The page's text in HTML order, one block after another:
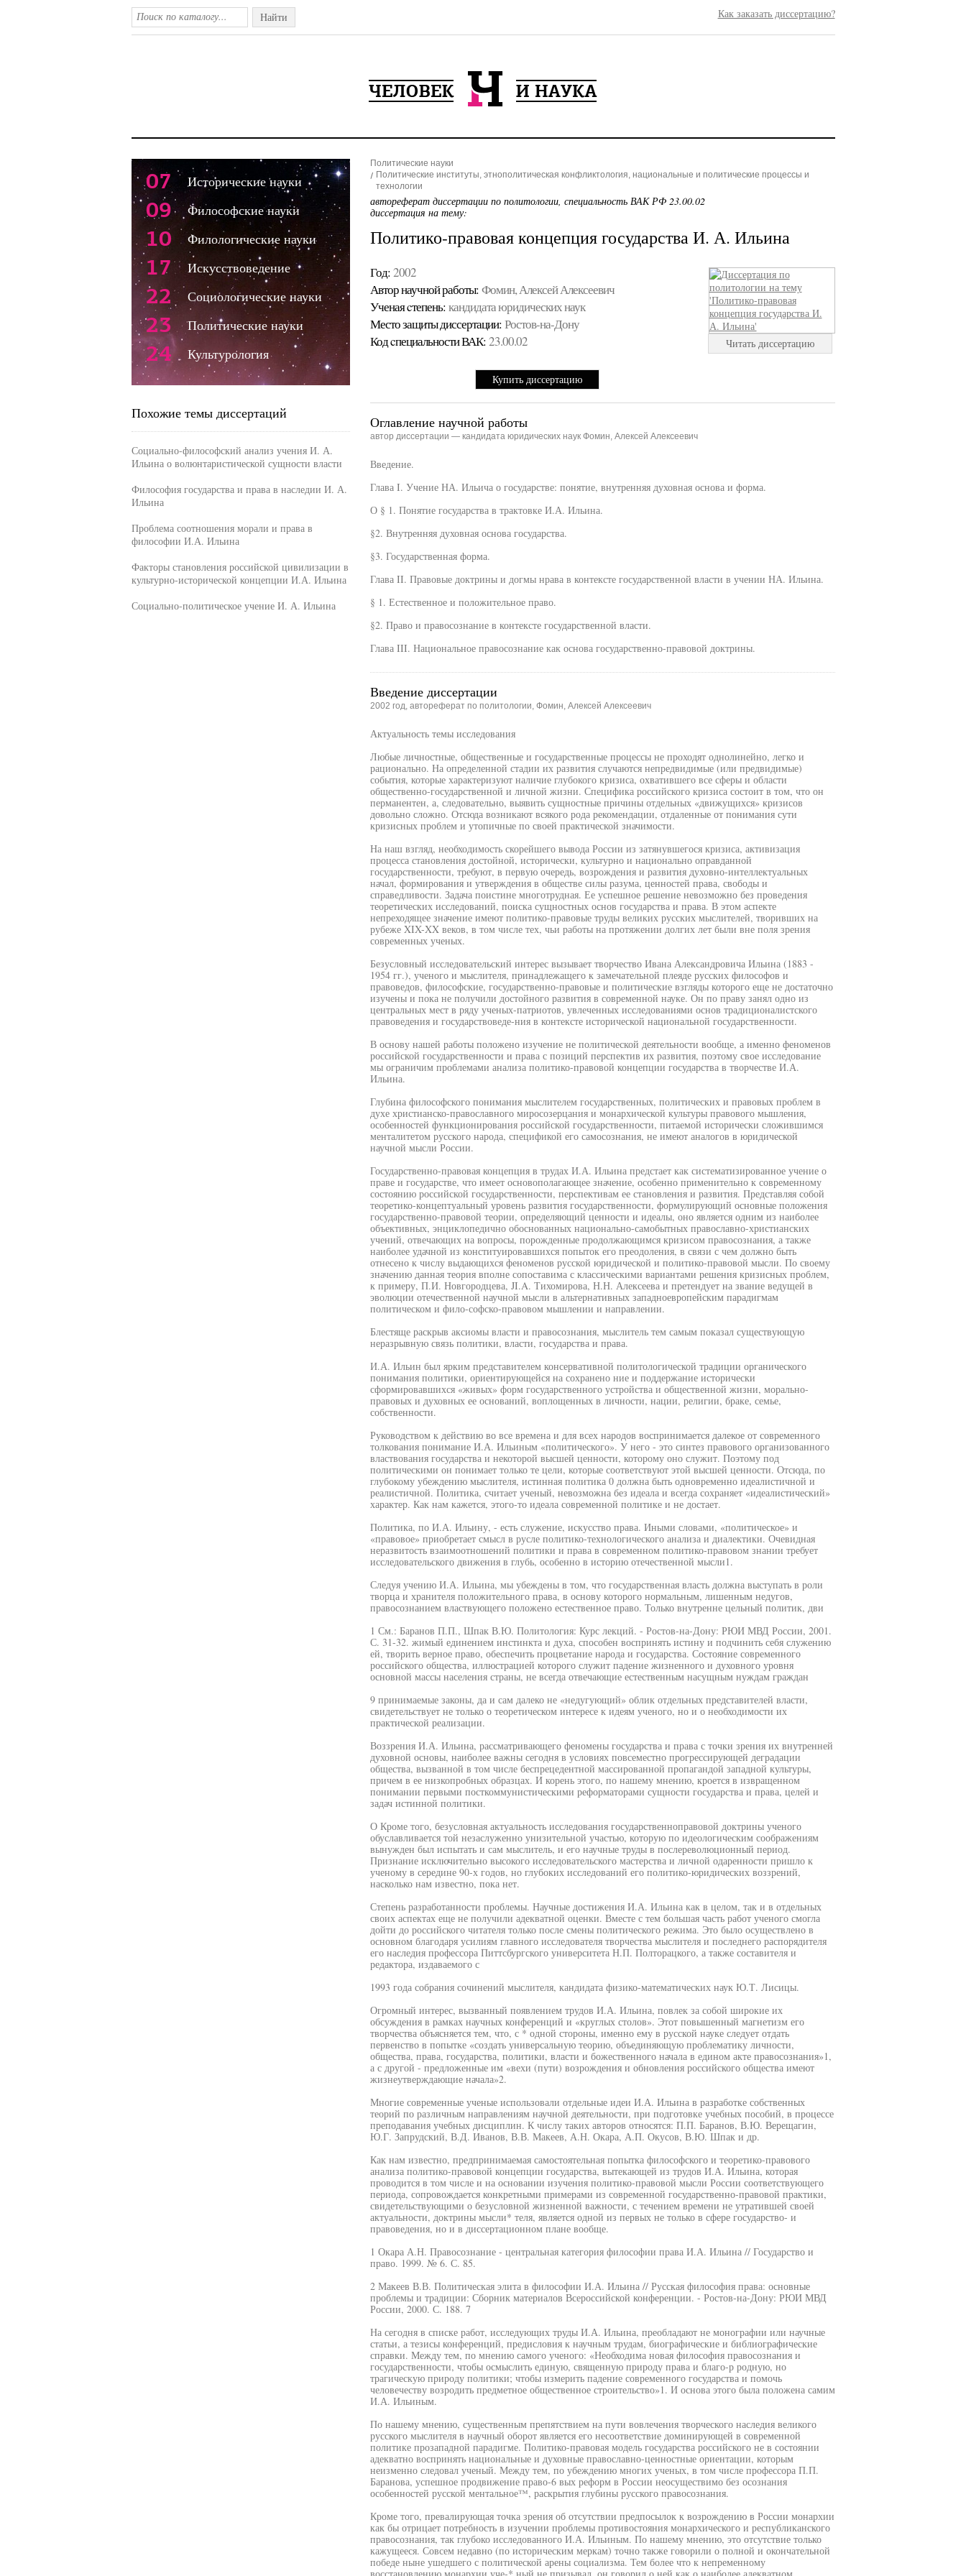
Найти Как заказать диссертацию?
Политические науки
Политические институты, этнополитическая конфликтология, национальные и политические процессы и
технологии
автореферат диссертации по политологии, специальность ВАК РФ 23.00.02
диссертация на тему:
Политико-правовая концепция государства И. А. Ильина
Год: 2002
Автор научной работы: Фомин, Алексей Алексеевич
Ученая cтепень: кандидата юридических наук
Место защиты диссертации: Ростов-на-Дону
Код cпециальности ВАК: 23.00.02
Купить диссертацию
Читать диссертацию
Оглавление научной работы
автор диссертации — кандидата юридических наук Фомин, Алексей Алексеевич
Введение.
Глава I. Учение НА. Ильича о государстве: понятие, внутренняя духовная основа и форма.
О § 1. Понятие государства в трактовке И.А. Ильина.
§2. Внутренняя духовная основа государства.
§3. Государственная форма.
Глава II. Правовые доктрины и догмы нрава в контексте государственной власти в учении НА. Ильина.
§ 1. Естественное и положительное право.
§2. Право и правосознание в контексте государственной власти.
Глава III. Национальное правосознание как основа государственно-правовой доктрины.
Введение диссертации
2002 год, автореферат по политологии, Фомин, Алексей Алексеевич
Актуальность темы исследования
Любые личностные, общественные и государственные процессы не проходят однолинейно, легко и
рационально. На определенной стадии их развития случаются непредвидимые (или предвидимые)
события, которые характеризуют наличие глубокого кризиса, охватившего все сферы и области
общественно-государственной и личной жизни. Специфика российского кризиса состоит в том, что он
перманентен, а, следовательно, выявить сущностные причины отдельных «движущихся» кризисов
довольно сложно. Отсюда возникают всякого рода рекомендации, отдаленные от понимания сути
кризисных проблем и утопичные по своей практической значимости.
На наш взгляд, необходимость скорейшего вывода России из затянувшегося кризиса, активизация
процесса становления достойной, исторически, культурно и национально оправданной
государственности, требуют, в первую очередь, возрождения и развития духовно-интеллектуальных
начал, формирования и утверждения в обществе силы разума, ценностей права, свободы и
справедливости. Задача поистине многотрудная. Ее успешное решение невозможно без проведения
теоретических исследований, поиска сущностных основ государства и права. В этом аспекте
непреходящее значение имеют политико-правовые труды великих русских мыслителей, творивших на
рубеже XIX-XX веков, в том числе тех, чьи работы на протяжении долгих лет были вне поля зрения
современных ученых.
Безусловный исследовательский интерес вызывает творчество Ивана Александровича Ильина (1883 -
1954 гг.), ученого и мыслителя, принадлежащего к замечательной плеяде русских философов и
правоведов, философские, государственно-правовые и политические взгляды которого еще не достаточно
изучены и пока не получили достойного развития в современной науке. Он по праву занял одно из
центральных мест в ряду ученых-патриотов, увлеченных исследованиями основ традиционалистского
правоведения и государствоведе-ния в контексте исторической национальной государственности.
В основу нашей работы положено изучение не политической деятельности вообще, а именно феноменов
российской государственности и права с позиций перспектив их развития, поэтому свое исследование
мы ограничим проблемами анализа политико-правовой концепции государства в творчестве И.А.
Ильина.
Глубина философского понимания мыслителем государственных, политических и правовых проблем в
духе христианско-православного миросозерцания и монархической культуры правового мышления,
особенностей функционирования российской государственности, питаемой исторически сложившимся
менталитетом русского народа, спецификой его самосознания, не имеют аналогов в юридической
научной мысли России.
Государственно-правовая концепция в трудах И.А. Ильина предстает как систематизированное учение о
праве и государстве, что имеет основополагающее значение, особенно применительно к современному
состоянию российской государственности, перспективам ее становления и развития. Представляя собой
теоретико-концептуальный уровень развития государственности, формулирующий основные положения
государственно-правовой теории, определяющий ценности и идеалы, оно является одним из наиболее
объективных, энциклопедично обоснованных национально-самобытных православно-христианских
учений, отвечающих на вопросы, порожденные продолжающимся кризисом правосознания, а также
наиболее удачной из конституировавшихся попыток его преодоления, в связи с чем должно быть
отнесено к числу выдающихся феноменов русской юридической и политико-правовой мысли. По своему
значению данная теория вполне сопоставима с классическими вариантами решения кризисных проблем,
к примеру, П.И. Новгородцева, JI.A. Тихомирова, Н.Н. Алексеева и претендует на звание ведущей в
эволюции отечественной научной мысли в альтернативных западноевропейским парадигмам
политическом и фило-софско-правовом мышлении и направлении.
Блестяще раскрыв аксиомы власти и правосознания, мыслитель тем самым показал существующую
неразрывную связь политики, власти, государства и права.
И.А. Ильин был ярким представителем консервативной политологической традиции органического
понимания политики, ориентирующейся на сохранено ние и поддержание исторически
сформировавшихся «живых» форм государственного устройства и общественной жизни, морально-
правовых и духовных ее оснований, воплощенных в личности, нации, религии, браке, семье,
собственности.
Руководством к действию во все времена и для всех народов воспринимается далекое от современного
толкования понимание И.А. Ильиным «политического». У него - это синтез правового организованного
властвования государства и некоторой высшей ценности, которому оно служит. Поэтому под
политическими он понимает только те цели, которые соответствуют этой высшей ценности. Отсюда, по
глубокому убеждению мыслителя, истинная политика 0 должна быть одновременно идеалистичной и
реалистичной. Политика, считает ученый, невозможна без идеала и всегда сохраняет «идеалистический»
характер. Как нам кажется, этого-то идеала современной политике и не достает.
Политика, по И.А. Ильину, - есть служение, искусство права. Иными словами, «политическое» и
«правовое» приобретает смысл в русле политико-технологического анализа и диалектики. Очевидная
неразвитость взаимоотношений политики и права в современном политико-правовом знании требует
исследовательского движения в глубь, особенно в историю отечественной мысли1.
Следуя учению И.А. Ильина, мы убеждены в том, что государственная власть должна выступать в роли
творца и хранителя положительного права, в основу которого нормальным, лишенным недугов,
правосознанием властвующего положено естественное право. Только внутренне цельный политик, дви
1 См.: Баранов П.П., Шпак В.Ю. Политология: Курс лекций. - Ростов-на-Дону: РЮИ МВД России, 2001.
С. 31-32. жимый единением инстинкта и духа, способен воспринять истину и подчинить себя служению
ей, творить верное право, обеспечить процветание народа и государства. Состояние современного
российского общества, иллюстрацией которого служит падение жизненного и духовного уровня
основной массы населения страны, не всегда отвечающие естественным насущным нуждам граждан
9 принимаемые законы, да и сам далеко не «недугующий» облик отдельных представителей власти,
свидетельствует не только о теоретическом интересе к идеям ученого, но и о необходимости их
практической реализации.
Воззрения И.А. Ильина, рассматривающего феномены государства и права с точки зрения их внутренней
духовной основы, наиболее важны сегодня в условиях повсеместно прогрессирующей деградации
общества, вызванной в том числе беспрецедентной массированной пропагандой западной культуры,
причем в ее низкопробных образцах. И корень этого, по нашему мнению, кроется в извращенном
понимании первыми посткоммунистическими реформаторами сущности государства и права, целей и
задач истинной политики.
О Кроме того, безусловная актуальность исследования государственноправовой доктрины ученого
обуславливается той незаслуженно унизительной участью, которую по идеологическим соображениям
вынужден был испытать и сам мыслитель, и его научные труды в послереволюционный период.
Признание исключительно высокого исследовательского мастерства и личной одаренности пришло к
ученому в середине 90-х годов, но глубоких исследований его политико-юридических воззрений,
насколько нам известно, пока нет.
Степень разработанности проблемы. Научные достижения И.А. Ильина как в целом, так и в отдельных
своих аспектах еще не получили адекватной оценки. Вместе с тем большая часть работ ученого смогла
дойти до российского читателя только после смены политического режима. Это было осуществлено в
основном благодаря усилиям главного исследователя творчества мыслителя и последнего распорядителя
его наследия профессора Питтсбургского университета Н.П. Полторацкого, а также составителя и
редактора, издаваемого с
1993 года собрания сочинений мыслителя, кандидата физико-математических наук Ю.Т. Лисицы.
Огромный интерес, вызванный появлением трудов И.А. Ильина, повлек за собой широкие их
обсуждения в рамках научных конференций и «круглых столов». Этот повышенный магнетизм его
творчества объясняется тем, что, с * одной стороны, именно ему в русской науке следует отдать
первенство в попытке «создать универсальную теорию, объединяющую проблематику личности,
общества, права, государства, политики, власти и божественного начала в едином акте правосознания»1,
а с другой - предложенные им «вехи (пути) возрождения и обновления российского общества имеют
жизнеутверждающие начала»2.
Многие современные ученые использовали отдельные идеи И.А. Ильина в разработке собственных
теорий по различным направлениям научной деятельности, при подготовке учебных пособий, в процессе
преподавания учебных дисциплин. К числу таких авторов относятся: П.П. Баранов, В.Ю. Верещагин,
Ю.Г. Запрудский, В.Д. Иванов, В.В. Макеев, А.Н. Окара, А.П. Окусов, В.Ю. Шпак и др.
Как нам известно, предпринимаемая самостоятельная попытка философского и теоретико-правового
анализа политико-правовой концепции государства, вытекающей из трудов И.А. Ильина, которая
проводится в том числе и на основании изучения политико-правовой мысли России соответствующего
периода, сопровождается конкретными примерами из современной государственно-правовой практики,
свидетельствующими о безусловной жизненной важности, с течением времени не утратившей своей
актуальности, доктрины мысли* теля, является одной из первых не только в сфере государство- и
правоведения, но и в диссертационном плане вообще.
1 Окара А.Н. Правосознание - центральная категория философии права И.А. Ильина // Государство и
право. 1999. № 6. С. 85.
2 Макеев В.В. Политическая элита в философии И.А. Ильина // Русская философия права: основные
проблемы и традиции: Сборник материалов Всероссийской конференции. - Ростов-на-Дону: РЮИ МВД
России, 2000. С. 188. 7
На сегодня в списке работ, исследующих труды И.А. Ильина, преобладают не монографии или научные
статьи, а тезисы конференций, предисловия к научным трудам, биографические и библиографические
справки. Между тем, по мнению самого ученого: «Необходима новая философия правосознания и
государственности, чтобы осмыслить единую, священную природу права и благо-р родную, но
трагическую природу политики; чтобы измерить падение современного государства и помочь
человечеству возродить предметное общественное строительство»1. И основа этого была положена самим
И.А. Ильиным.
По нашему мнению, существенным препятствием на пути вовлечения творческого наследия великого
русского мыслителя в научный оборот является его несоответствие доминирующей в современной
политике прозападной парадигме. Политико-правовая модель государства российского не в состоянии
адекватно воспринять национальные и духовные православно-ценностные ориентации, которым
неизменно следовал ученый. Между тем, по убеждению многих ученых, в том числе профессора П.П.
Баранова, успешное продвижение право-6 вых реформ в России неосуществимо без осознания
особенностей русской ментальное™, раскрытия глубины русского правосознания.
Кроме того, превалирующая точка зрения об отсутствии предпосылок к возрождению в России монархии
как бы отрицает потребность в изучении проблемы противостояния монархического и республиканского
правосознания, так глубоко исследованного И.А. Ильиным. По нашему мнению, это отсутствие только
кажущееся. Совсем недавно (по историческим меркам) точно также говорили о полной и окончательной
победе ныне ушедшего с политической арены социализма. Тем более что к непременному
07 Исторические науки
09 Философские науки
10 Филологические науки
17 Искусствоведение
22 Социологические науки
23 Политические науки
24 Культурология
Похожие темы диссертаций
Социально-философский анализ учения И. А.
Ильина о волюнтаристической сущности власти
Философия государства и права в наследии И. А.
Ильина
Проблема соотношения морали и права в
философии И.А. Ильина
Факторы становления российской цивилизации в
культурно-исторической концепции И.А. Ильина
Социально-политическое учение И. А. Ильина